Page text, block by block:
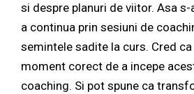
si despre planuri de viitor. Asa
a continua prin sesiuni de
semintele sadite la curs. Cred
moment corect de a incepe
coaching. Si pot spune ca